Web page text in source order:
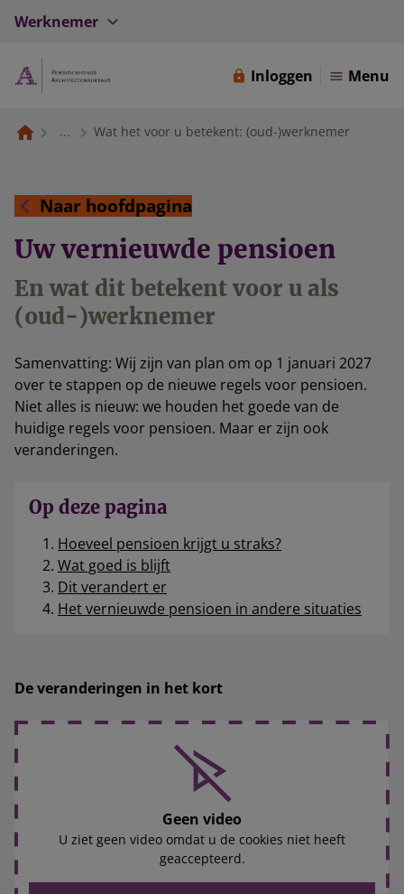
Werknemer
Inloggen Menu
... Wat het voor u betekent: (oud-)werknemer
Naar hoofdpagina
Uw vernieuwde pensioen
En wat dit betekent voor u als
(oud-)werknemer
Samenvatting: Wij zijn van plan om op 1 januari 2027
over te stappen op de nieuwe regels voor pensioen.
Niet alles is nieuw: we houden het goede van de
huidige regels voor pensioen. Maar er zijn ook
veranderingen.
Op deze pagina
Hoeveel pensioen krijgt u straks?
Wat goed is blijft
Dit verandert er
Het vernieuwde pensioen in andere situaties
De veranderingen in het kort
Geen video
U ziet geen video omdat u de cookies niet heeft
geaccepteerd.